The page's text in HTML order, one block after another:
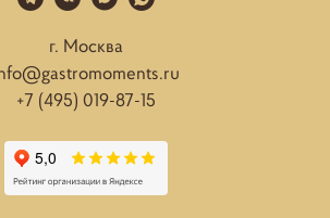
г. Москва
+7 (495) 019-87-15